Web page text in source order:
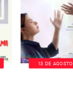
13 DE AGOSTO